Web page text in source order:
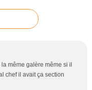
même galère même si il
chef il avait ça section